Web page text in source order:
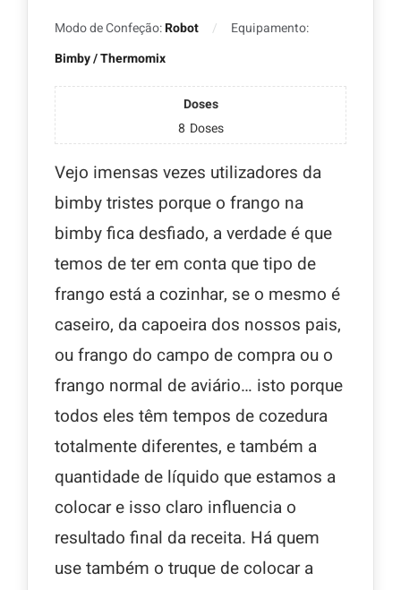
Modo de Confeção:Robot
Equipamento:
Bimby / Thermomix
Doses
8 Doses
Vejo imensas vezes utilizadores da
bimby tristes porque o frango na
bimby fica desfiado, a verdade é que
temos de ter em conta que tipo de
frango está a cozinhar, se o mesmo é
caseiro, da capoeira dos nossos pais,
ou frango do campo de compra ou o
frango normal de aviário… isto porque
todos eles têm tempos de cozedura
totalmente diferentes, e também a
quantidade de líquido que estamos a
colocar e isso claro influencia o
resultado final da receita. Há quem
use também o truque de colocar a